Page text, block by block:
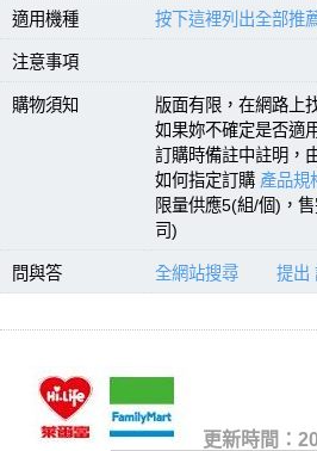
適用機種 按下這裡列出全部推
注意事項
購物須知 版面有限，在網路上
如果妳不確定是否適
訂購時備註中註明，
如何指定訂購 產品規
限量供應5(組/個)，
司)
問與答 全網站搜尋 提出
更新時間：